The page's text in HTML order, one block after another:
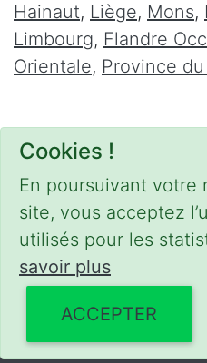
Cookies !
En poursuivant votre
site, vous acceptez
utilisés pour les
savoir plus
ACCEPTER
Hainaut, Liège, Mons,
Limbourg, Flandre
Orientale, Province
CONDITIONS-
Powered by Webilii